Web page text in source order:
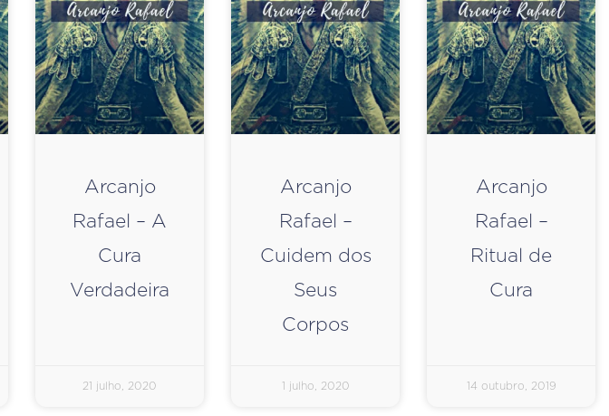
Arcanjo
Rafael – A
Cura
Verdadeira
21 julho, 2020
Arcanjo
Rafael –
Cuidem dos
Seus
Corpos
1 julho, 2020
Arcanjo
Rafael –
Ritual de
Cura
14 outubro, 2019